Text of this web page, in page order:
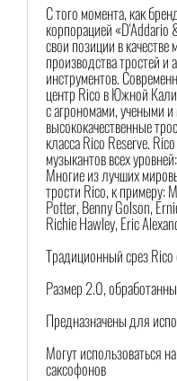
С того момента, как
корпорацией «D'Addario
свои позиции в
производства тростей и
инструментов.
центр Rico в Южной
с агрономами, учеными
высококачественные
класса Rico Reserve.
музыкантов всех
Многие из лучших
трости Rico, к примеру:
Potter, Benny Golson,
Richie Hawley, Eric
Традиционный срез
Размер 2.0,
Предназначены для
Могут использоваться
саксофонов